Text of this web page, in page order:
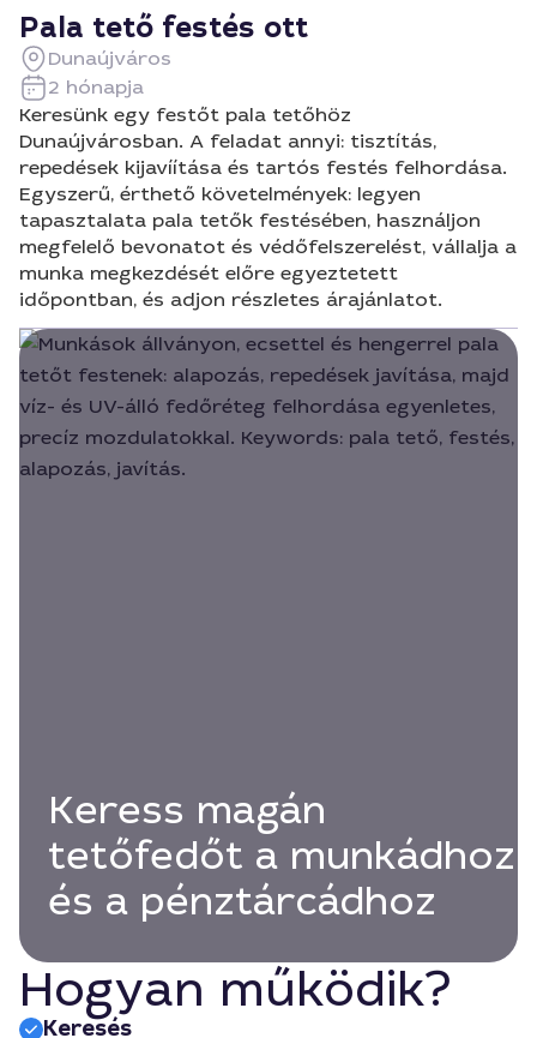
Pala tető festés ott
Dunaújváros
2 hónapja
Keresünk egy festőt pala tetőhöz
Dunaújvárosban. A feladat annyi: tisztítás,
repedések kijavíítása és tartós festés felhordása.
Egyszerű, érthető követelmények: legyen
tapasztalata pala tetők festésében, használjon
megfelelő bevonatot és védőfelszerelést, vállalja a
munka megkezdését előre egyeztetett
időpontban, és adjon részletes árajánlatot.
Keress magán
tetőfedőt a munkádhoz
és a pénztárcádhoz
Hogyan működik?
Keresés